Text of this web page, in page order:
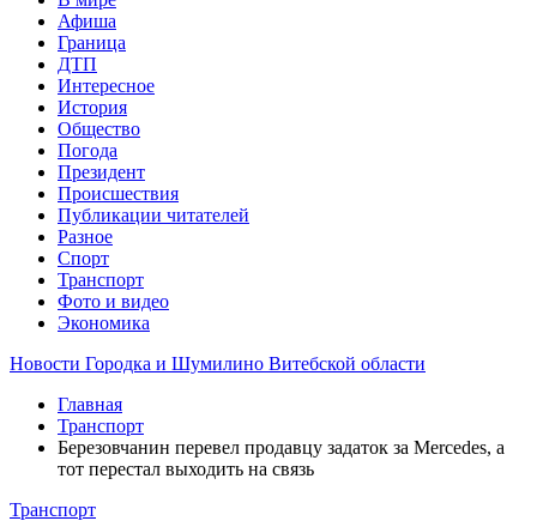
Афиша
Граница
ДТП
Интересное
История
Общество
Погода
Президент
Происшествия
Публикации читателей
Разное
Спорт
Транспорт
Фото и видео
Экономика
Новости Городка и Шумилино Витебской области
Главная
Транспорт
Березовчанин перевел продавцу задаток за Mercedes, а
тот перестал выходить на связь
Транспорт